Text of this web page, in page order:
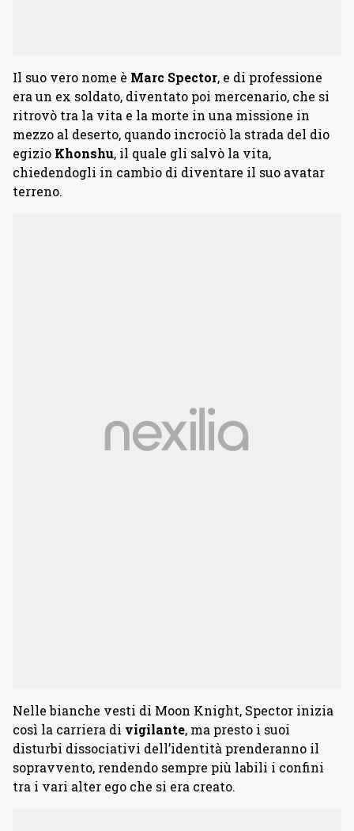
Il suo vero nome è Marc Spector, e di professione
era un ex soldato, diventato poi mercenario, che si
ritrovò tra la vita e la morte in una missione in
mezzo al deserto, quando incrociò la strada del dio
egizio Khonshu, il quale gli salvò la vita,
chiedendogli in cambio di diventare il suo avatar
terreno.
Nelle bianche vesti di Moon Knight, Spector inizia
così la carriera di vigilante, ma presto i suoi
disturbi dissociativi dell’identità prenderanno il
sopravvento, rendendo sempre più labili i confini
tra i vari alter ego che si era creato.